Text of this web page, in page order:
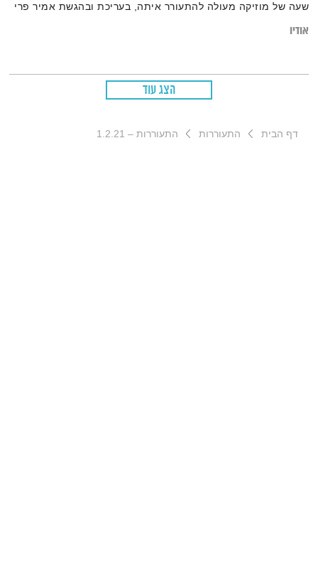
שעה של מוזיקה מעולה להתעורר איתה, בעריכת ובהגשת אמיר פרי
אודיו
הצג עוד
דף הבית התעוררות התעוררות – 1.2.21